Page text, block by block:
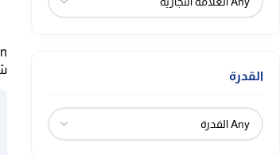
القدرة